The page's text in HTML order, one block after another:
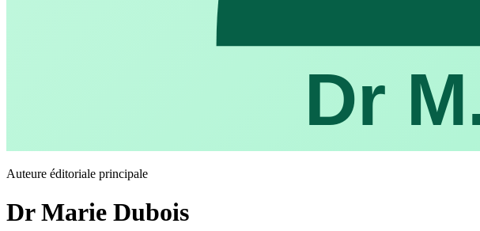
Dr
Auteure éditoriale principale
Dr Marie Dubois